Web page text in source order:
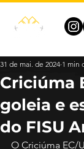
Criciúma
goleia e
do FISU
31 de mai. de 2024 1 min
O Criciúma EC/